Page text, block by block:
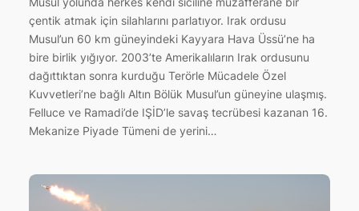
çentik atmak için silahlarını parlatıyor. Irak ordusu
Musul’un 60 km güneyindeki Kayyara Hava Üssü’ne ha
bire birlik yığıyor. 2003’te Amerikalıların Irak ordusunu
dağıttıktan sonra kurduğu Terörle Mücadele Özel
Kuvvetleri’ne bağlı Altın Bölük Musul’un güneyine ulaşmış.
Felluce ve Ramadi’de IŞİD’le savaş tecrübesi kazanan 16.
Mekanize Piyade Tümeni de yerini…